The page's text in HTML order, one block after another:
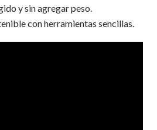
y sin agregar peso.
con herramientas sencillas.